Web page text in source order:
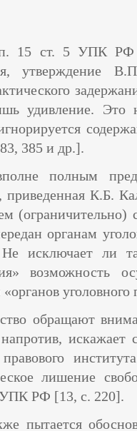
15 ст. 5 УПК РФ
утверждение
удивление. Это
385 и др.].
полным
приведенная К.Б.
(ограничительно)
органам
исключает ли
возможность
уголовного
обращают
искажает
лишение
УПК РФ [13, с. 220].
пытается